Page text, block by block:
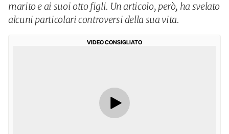
marito e ai suoi otto figli. Un articolo, però, ha svelato
alcuni particolari controversi della sua vita.
VIDEO CONSIGLIATO